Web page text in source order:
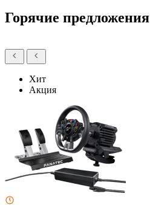
Горячие предложения
Хит
Акция